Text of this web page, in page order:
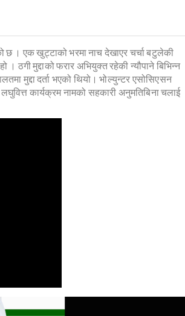
छ । एक खुट्टाको भरमा नाच देखाएर चर्चा बटुलेकी
। ठगी मुद्दाको फरार अभियुक्त रहेकी न्यौपाने बिभिन्न
मुद्दा दर्ता भएको थियो। भोल्युन्टर एसोसिएसन
कार्यक्रम नामको सहकारी अनुमतिबिना चलाई